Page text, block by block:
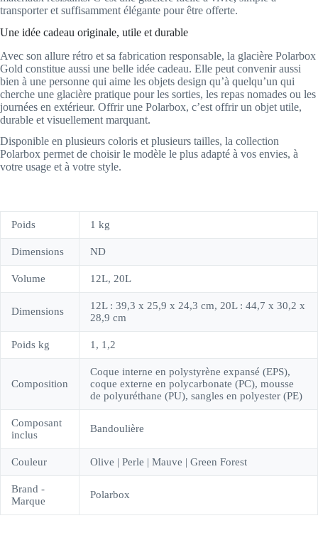
transporter et suffisamment élégante pour être offerte.
Une idée cadeau originale, utile et durable
Avec son allure rétro et sa fabrication responsable, la glacière Polarbox
Gold constitue aussi une belle idée cadeau. Elle peut convenir aussi
bien à une personne qui aime les objets design qu’à quelqu’un qui
cherche une glacière pratique pour les sorties, les repas nomades ou les
journées en extérieur. Offrir une Polarbox, c’est offrir un objet utile,
durable et visuellement marquant.
Disponible en plusieurs coloris et plusieurs tailles, la collection
Polarbox permet de choisir le modèle le plus adapté à vos envies, à
votre usage et à votre style.
Poids 1 kg
Dimensions ND
Volume 12L, 20L
Dimensions
12L : 39,3 x 25,9 x 24,3 cm, 20L : 44,7 x 30,2 x
28,9 cm
Poids kg 1, 1,2
Composition
Coque interne en polystyrène expansé (EPS),
coque externe en polycarbonate (PC), mousse
de polyuréthane (PU), sangles en polyester (PE)
Composant
inclus
Bandoulière
Couleur Olive | Perle | Mauve | Green Forest
Brand -
Marque
Polarbox